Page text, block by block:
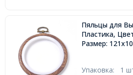
Пяльцы для
Пластика,
Размер:
Упаковка: 1